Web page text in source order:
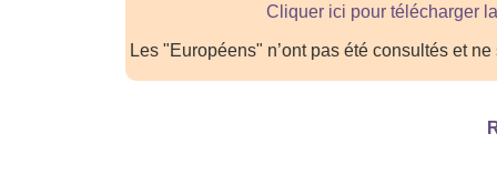
Cliquer ici pour télécharger
Les "Européens" n’ont pas été consultés et